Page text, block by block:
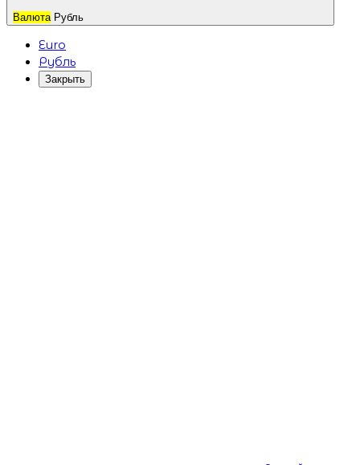
Валюта Рубль
Euro
Рубль
Закрыть